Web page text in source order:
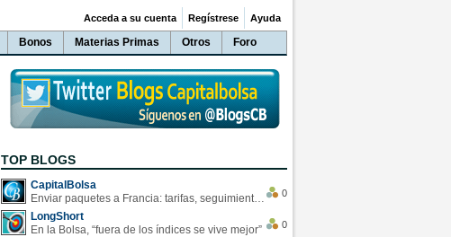
Bonos Materias Primas Otros Foro
Acceda a su cuenta Regístrese Ayuda
TOP BLOGS
CapitalBolsa
Enviar paquetes a Francia: tarifas, seguimiento y ventajas destacadas
0
LongShort
En la Bolsa, “fuera de los índices se vive mejor”
0